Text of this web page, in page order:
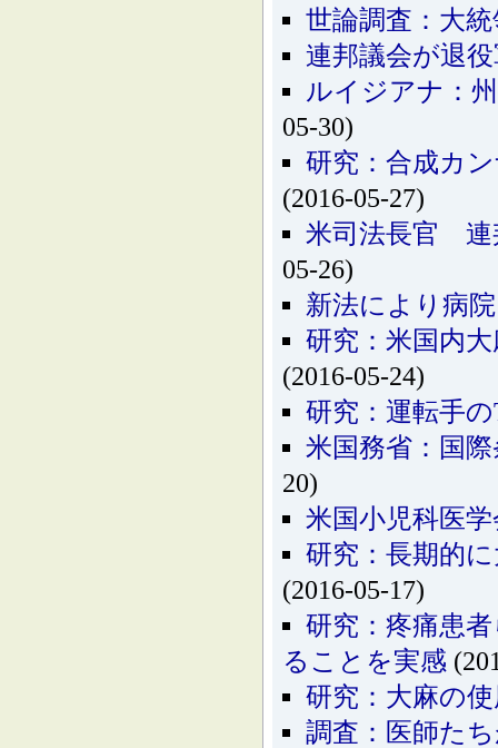
世論調査：大
連邦議会が退
ルイジアナ：
05-30)
研究：合成カ
(2016-05-27)
米司法長官 連
05-26)
新法により病
研究：米国内
(2016-05-24)
研究：運転手
米国務省：国
20)
米国小児科医
研究：長期的
(2016-05-17)
研究：疼痛患
ることを実感
研究：大麻の
調査：医師た